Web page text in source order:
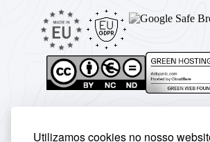
Utilizamos cookies no nosso